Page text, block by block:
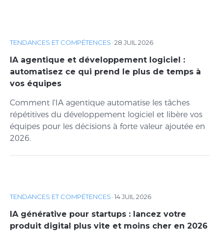
TENDANCES ET COMPÉTENCES ·28 JUIL 2026
IA agentique et développement logiciel :
automatisez ce qui prend le plus de temps à
vos équipes
Comment l'IA agentique automatise les tâches
répétitives du développement logiciel et libère vos
équipes pour les décisions à forte valeur ajoutée en
2026.
TENDANCES ET COMPÉTENCES ·14 JUIL 2026
IA générative pour startups : lancez votre
produit digital plus vite et moins cher en 2026